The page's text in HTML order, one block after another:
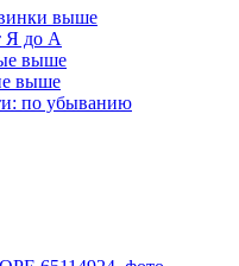
выше
Я до А
выше
выше
по убыванию